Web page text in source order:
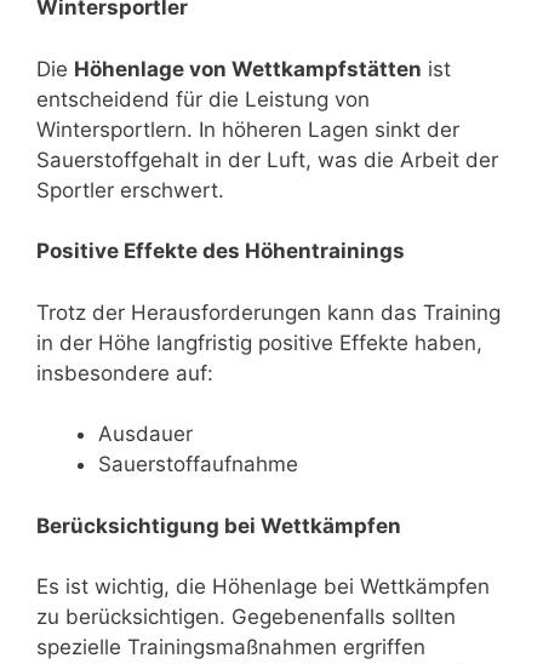
Wintersportler
Die Höhenlage von Wettkampfstätten ist
entscheidend für die Leistung von
Wintersportlern. In höheren Lagen sinkt der
Sauerstoffgehalt in der Luft, was die Arbeit der
Sportler erschwert.
Positive Effekte des Höhentrainings
Trotz der Herausforderungen kann das Training
in der Höhe langfristig positive Effekte haben,
insbesondere auf:
Ausdauer
Sauerstoffaufnahme
Berücksichtigung bei Wettkämpfen
Es ist wichtig, die Höhenlage bei Wettkämpfen
zu berücksichtigen. Gegebenenfalls sollten
spezielle Trainingsmaßnahmen ergriffen